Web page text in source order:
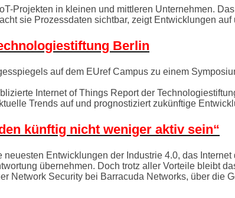
Projekten in kleinen und mittleren Unternehmen.
sie Prozessdaten sichtbar, zeigt Entwicklungen
Berlin
auf dem EUref Campus zu einem
Internet of Things Report der
Trends auf und prognostiziert zukünftige
künftig nicht weniger aktiv sein“
Entwicklungen der Industrie 4.0, das
übernehmen. Doch trotz aller Vorteile bleibt
Network Security bei Barracuda Networks, über die